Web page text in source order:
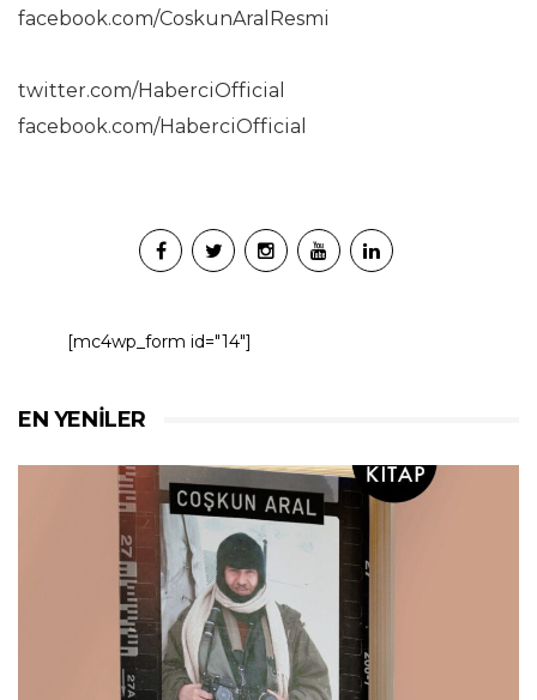
facebook.com/CoskunAralResmi
twitter.com/HaberciOfficial
facebook.com/HaberciOfficial
[mc4wp_form id="14"]
EN YENILER